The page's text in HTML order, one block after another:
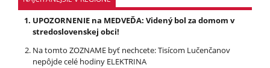
UPOZORNENIE na MEDVEĎA: Videný bol za domom v
stredoslovenskej obci!
Na tomto ZOZNAME byť nechcete: Tisícom Lučenčanov
nepôjde celé hodiny ELEKTRINA